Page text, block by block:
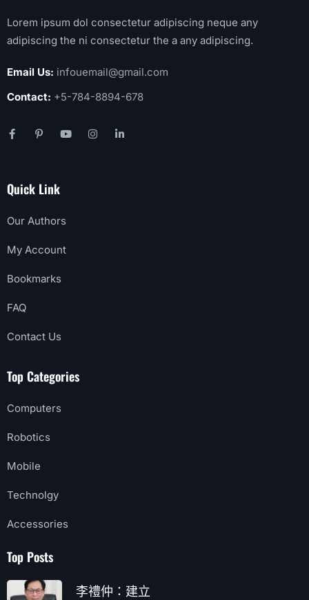
Lorem ipsum dol consectetur adipiscing neque any
adipiscing the ni consectetur the a any adipiscing.
Email Us: infouemail@gmail.com
Contact: +5-784-8894-678
Quick Link
Our Authors
My Account
Bookmarks
FAQ
Contact Us
Top Categories
Computers
Robotics
Mobile
Technolgy
Accessories
Top Posts
李禮仲：建立